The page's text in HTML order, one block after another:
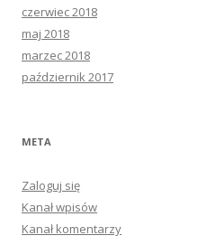
czerwiec 2018
maj 2018
marzec 2018
październik 2017
META
Zaloguj się
Kanał wpisów
Kanał komentarzy